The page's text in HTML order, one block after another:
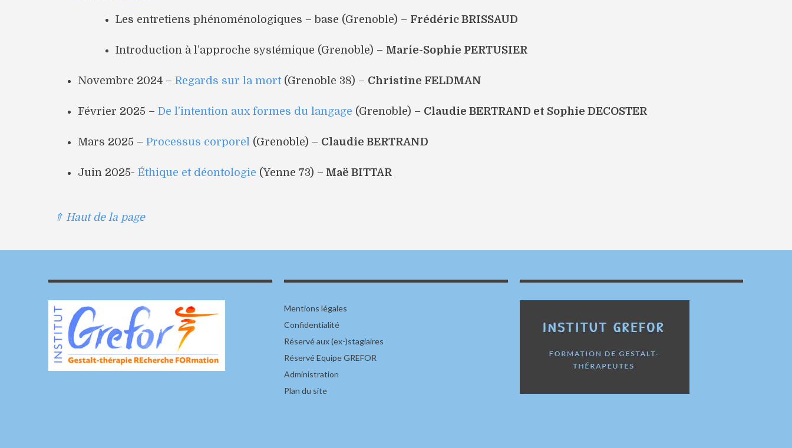
Les entretiens phénoménologiques – base (Grenoble) – Frédéric BRISSAUD
Introduction à l’approche systémique (Grenoble) – Marie-Sophie PERTUSIER
Novembre 2024 – Regards sur la mort(Grenoble 38) – Christine FELDMAN
Février 2025 – De l’intention aux formes du langage (Grenoble) – Claudie BERTRAND et Sophie DECOSTER
Mars 2025 – Processus corporel (Grenoble) – Claudie BERTRAND
Juin 2025- Éthique et déontologie (Yenne 73) – Maë BITTAR
⇑ Haut de la page
Mentions légales
Confidentialité
Réservé aux (ex-)stagiaires
Réservé Equipe GREFOR
Administration
Plan du site